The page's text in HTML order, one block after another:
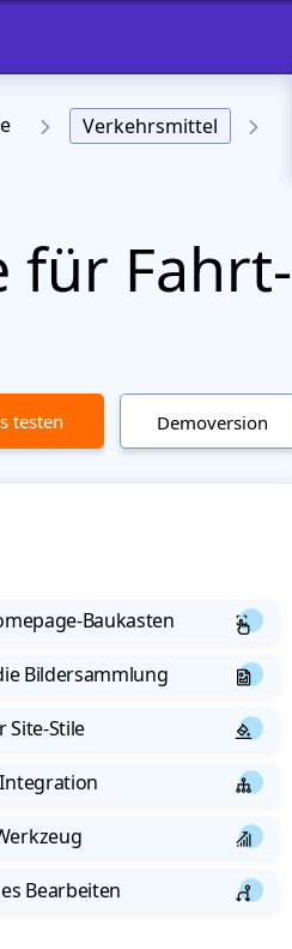
Verkehrsmittel
für Fahrt-
testen Demoversion
Baukasten
Bildersammlung
Site-Stile
Bearbeiten